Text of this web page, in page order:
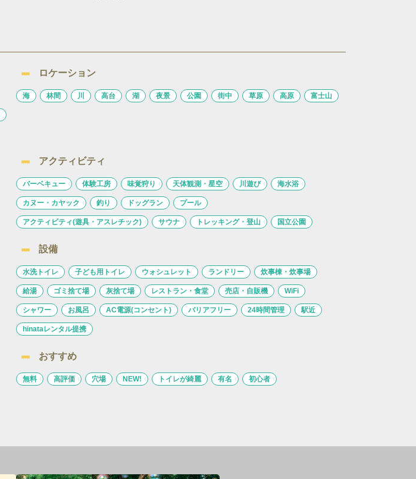
ロケーション
海 林間 川 高台 湖 夜景 公園 街中 草原 高原 富士山
アクティビティ
バーベキュー 体験工房 味覚狩り 天体観測・星空 川遊び 海水浴
カヌー・カヤック 釣り ドッグラン プール
アクティビティ(遊具・アスレチック) サウナ トレッキング・登山 国立公園
設備
水洗トイレ 子ども用トイレ ウォシュレット ランドリー 炊事棟・炊事場
給湯 ゴミ捨て場 灰捨て場 レストラン・食堂 売店・自販機 WiFi
シャワー お風呂 AC電源(コンセント) バリアフリー 24時間管理 駅近
hinataレンタル提携
おすすめ
無料 高評価 穴場 NEW! トイレが綺麗 有名 初心者